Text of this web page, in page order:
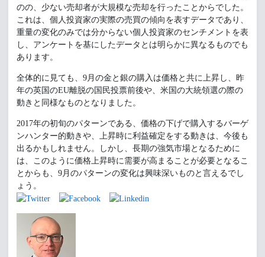
のの、少ない売却者が大規模な売却を行ったことからでした。
これは、個人投資家の実際の売買の傾向を表すデータであり、
重量の変化のみでは分からない個人投資家のセンチメントを表
し、アンケートを基にしたデータとは明らかに異なるものでも
あります。
全体的に見ても、9月の金と銀の購入は価格と共に上昇し、昨
年の英国のEU離脱の国民投票前後や、米国の大統領選の際の
動きと同様なものとなりました。
2017年の初旬のパターンである、価格の下げで購入するバーゲ
ンハンター的動きや、上昇時に利益確定をする動きは、今後も
出るかもしれません。しかし、長期の強気市場となるために
は、このように価格上昇時に需要が高まることが必要となるこ
とからも、9月のパターンの変化は興味深いものと言えるでし
ょう。